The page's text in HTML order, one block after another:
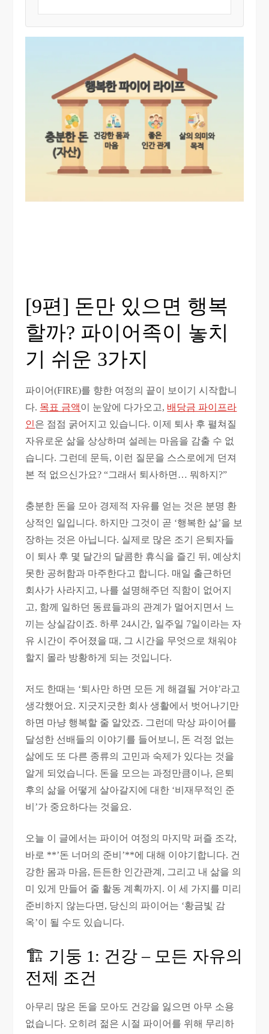
[9편] 돈만 있으면 행복
할까? 파이어족이 놓치
기 쉬운 3가지
파이어(FIRE)를 향한 여정의 끝이 보이기 시작합니
다. 목표 금액이 눈앞에 다가오고, 배당금 파이프라
인은 점점 굵어지고 있습니다. 이제 퇴사 후 펼쳐질
자유로운 삶을 상상하며 설레는 마음을 감출 수 없
습니다. 그런데 문득, 이런 질문을 스스로에게 던져
본 적 없으신가요? “그래서 퇴사하면… 뭐하지?”
충분한 돈을 모아 경제적 자유를 얻는 것은 분명 환
상적인 일입니다. 하지만 그것이 곧 ‘행복한 삶’을 보
장하는 것은 아닙니다. 실제로 많은 조기 은퇴자들
이 퇴사 후 몇 달간의 달콤한 휴식을 즐긴 뒤, 예상치
못한 공허함과 마주한다고 합니다. 매일 출근하던
회사가 사라지고, 나를 설명해주던 직함이 없어지
고, 함께 일하던 동료들과의 관계가 멀어지면서 느
끼는 상실감이죠. 하루 24시간, 일주일 7일이라는 자
유 시간이 주어졌을 때, 그 시간을 무엇으로 채워야
할지 몰라 방황하게 되는 것입니다.
저도 한때는 ‘퇴사만 하면 모든 게 해결될 거야’라고
생각했어요. 지긋지긋한 회사 생활에서 벗어나기만
하면 마냥 행복할 줄 알았죠. 그런데 막상 파이어를
달성한 선배들의 이야기를 들어보니, 돈 걱정 없는
삶에도 또 다른 종류의 고민과 숙제가 있다는 것을
알게 되었습니다. 돈을 모으는 과정만큼이나, 은퇴
후의 삶을 어떻게 살아갈지에 대한 ‘비재무적인 준
비’가 중요하다는 것을요.
오늘 이 글에서는 파이어 여정의 마지막 퍼즐 조각,
바로 **’돈 너머의 준비’**에 대해 이야기합니다. 건
강한 몸과 마음, 든든한 인간관계, 그리고 내 삶을 의
미 있게 만들어 줄 활동 계획까지. 이 세 가지를 미리
준비하지 않는다면, 당신의 파이어는 ‘황금빛 감
옥’이 될 수도 있습니다.
🏗️ 기둥 1: 건강 – 모든 자유의
전제 조건
아무리 많은 돈을 모아도 건강을 잃으면 아무 소용
없습니다. 오히려 젊은 시절 파이어를 위해 무리하